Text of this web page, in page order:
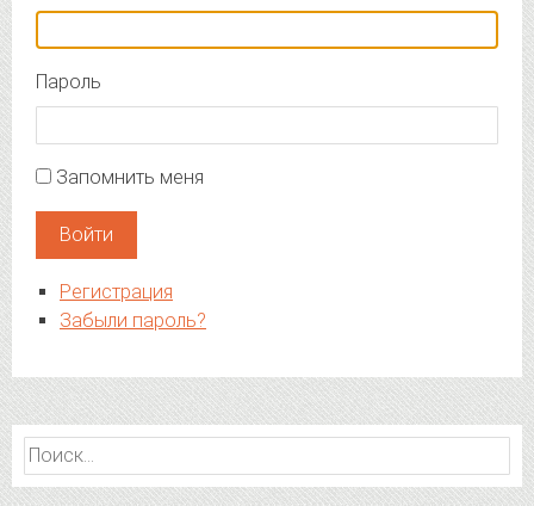
Пароль
Запомнить меня
Войти
Регистрация
Забыли пароль?
Найти: